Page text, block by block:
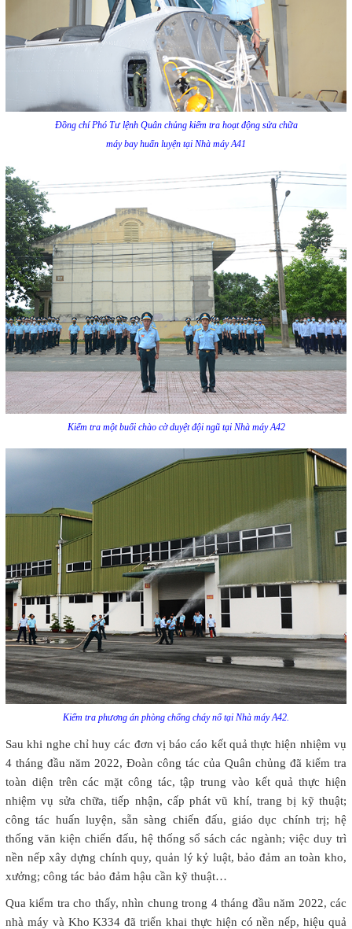
Đồng chí Phó Tư lệnh Quân chủng kiểm tra hoạt động sửa chữa
máy bay huấn luyện tại Nhà máy A41
Kiểm tra một buổi chào cờ duyệt đội ngũ tại Nhà máy A42
Kiểm tra phương án phòng chống cháy nổ tại Nhà máy A42.
Sau khi nghe chỉ huy các đơn vị báo cáo kết quả thực hiện nhiệm vụ
4 tháng đầu năm 2022, Đoàn công tác của Quân chủng đã kiểm tra
toàn diện trên các mặt công tác, tập trung vào kết quả thực hiện
nhiệm vụ sửa chữa, tiếp nhận, cấp phát vũ khí, trang bị kỹ thuật;
công tác huấn luyện, sẵn sàng chiến đấu, giáo dục chính trị; hệ
thống văn kiện chiến đấu, hệ thống sổ sách các ngành; việc duy trì
nền nếp xây dựng chính quy, quản lý kỷ luật, bảo đảm an toàn kho,
xưởng; công tác bảo đảm hậu cần kỹ thuật…
Qua kiểm tra cho thấy, nhìn chung trong 4 tháng đầu năm 2022, các
nhà máy và Kho K334 đã triển khai thực hiện có nền nếp, hiệu quả